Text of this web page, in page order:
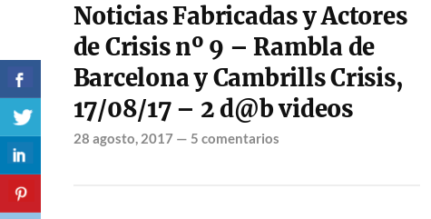
Noticias Fabricadas y Actores
de Crisis nº 9 – Rambla de
Barcelona y Cambrills Crisis,
17/08/17 – 2 d@b videos
28 agosto, 2017— 5 comentarios